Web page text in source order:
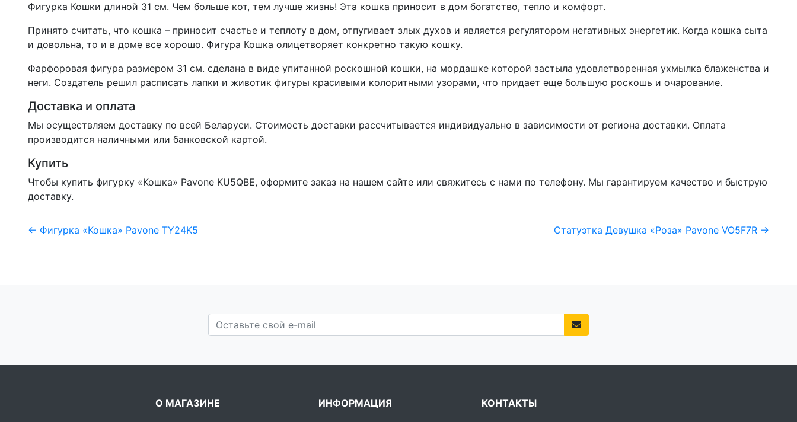
Фигурка Кошки длиной 31 см. Чем больше кот, тем лучше жизнь! Эта кошка приносит в дом богатство, тепло и комфорт.
Принято считать, что кошка – приносит счастье и теплоту в дом, отпугивает злых духов и является регулятором негативных энергетик. Когда кошка сыта
и довольна, то и в доме все хорошо. Фигура Кошка олицетворяет конкретно такую кошку.
Фарфоровая фигура размером 31 см. сделана в виде упитанной роскошной кошки, на мордашке которой застыла удовлетворенная ухмылка блаженства и
неги. Создатель решил расписать лапки и животик фигуры красивыми колоритными узорами, что придает еще большую роскошь и очарование.
Доставка и оплата
Мы осуществляем доставку по всей Беларуси. Стоимость доставки рассчитывается индивидуально в зависимости от региона доставки. Оплата
производится наличными или банковской картой.
Купить
Чтобы купить фигурку «Кошка» Pavone KU5QBE, оформите заказ на нашем сайте или свяжитесь с нами по телефону. Мы гарантируем качество и быструю
доставку.
← Фигурка «Кошка» Pavone TY24K5 Статуэтка Девушка «Роза» Pavone VO5F7R →
О МАГАЗИНЕ ИНФОРМАЦИЯ КОНТАКТЫ